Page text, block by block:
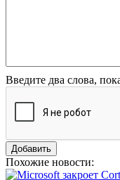
Введите два слова,
Похожие новости: